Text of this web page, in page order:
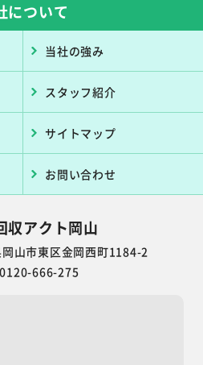
について
当社の強み
スタッフ紹介
サイトマップ
お問い合わせ
収アクト岡山
山市東区金岡西町1184-2
666-275